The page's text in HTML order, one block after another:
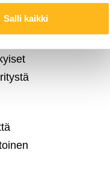
Salli kaikki